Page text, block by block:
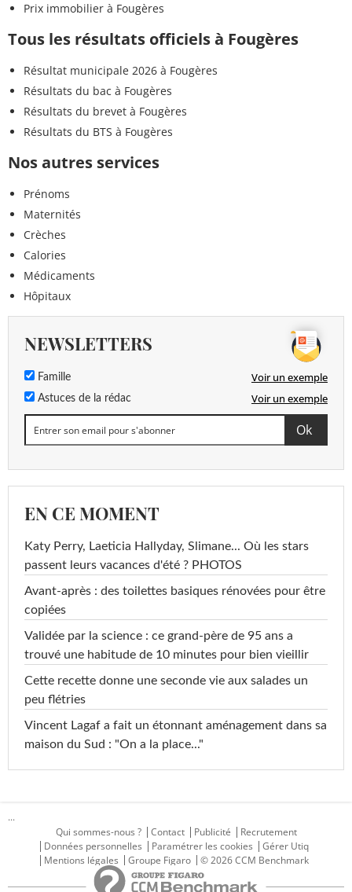
Prix immobilier à Fougères
Tous les résultats officiels à Fougères
Résultat municipale 2026 à Fougères
Résultats du bac à Fougères
Résultats du brevet à Fougères
Résultats du BTS à Fougères
Nos autres services
Prénoms
Maternités
Crèches
Calories
Médicaments
Hôpitaux
NEWSLETTERS
Famille Voir un exemple
Astuces de la rédac Voir un exemple
EN CE MOMENT
Katy Perry, Laeticia Hallyday, Slimane... Où les stars
passent leurs vacances d'été ? PHOTOS
Avant-après : des toilettes basiques rénovées pour être
copiées
Validée par la science : ce grand-père de 95 ans a
trouvé une habitude de 10 minutes pour bien vieillir
Cette recette donne une seconde vie aux salades un
peu flétries
Vincent Lagaf a fait un étonnant aménagement dans sa
maison du Sud : "On a la place..."
...
Qui sommes-nous ?
Contact Publicité
Recrutement
Données personnelles
Paramétrer les cookies
Gérer Utiq
Mentions légales
Groupe Figaro © 2026 CCM Benchmark